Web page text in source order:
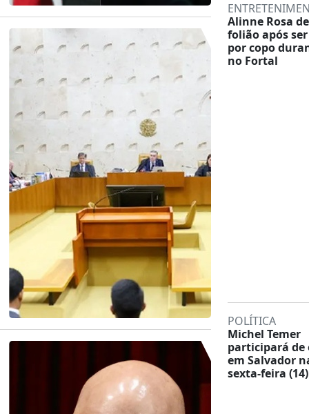
Alinne Rosa
folião após
por copo
no Fortal
POLÍTICA
Michel Temer
participará de
em Salvador
sexta-feira (14)